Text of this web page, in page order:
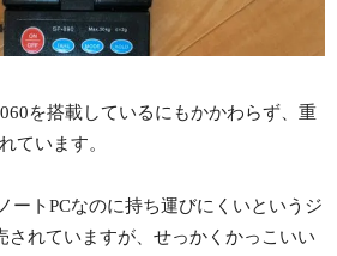
を搭載しているにもかかわらず、重
ています。
ートPCなのに持ち運びにくいというジ
されていますが、せっかくかっこいい